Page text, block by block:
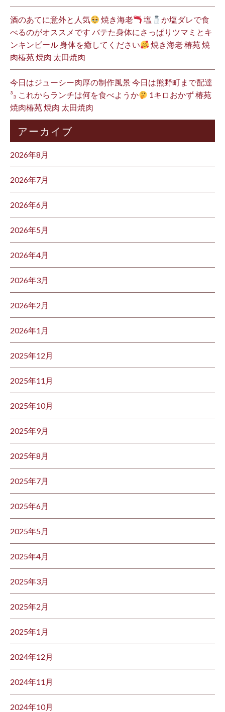
酒のあてに意外と人気 焼き海老 塩
か塩ダレで食
べるのがオススメです バテた身体にさっぱりツマミとキ
ンキンビール 身体を癒してください
焼き海老 椿苑 焼
肉椿苑 焼肉 太田焼肉
今日はジューシー肉厚の制作風景 今日は熊野町まで配達
³₃ これからランチは何を食べようか
1キロおかず 椿苑
焼肉椿苑 焼肉 太田焼肉
アーカイブ
2026年8月
2026年7月
2026年6月
2026年5月
2026年4月
2026年3月
2026年2月
2026年1月
2025年12月
2025年11月
2025年10月
2025年9月
2025年8月
2025年7月
2025年6月
2025年5月
2025年4月
2025年3月
2025年2月
2025年1月
2024年12月
2024年11月
2024年10月